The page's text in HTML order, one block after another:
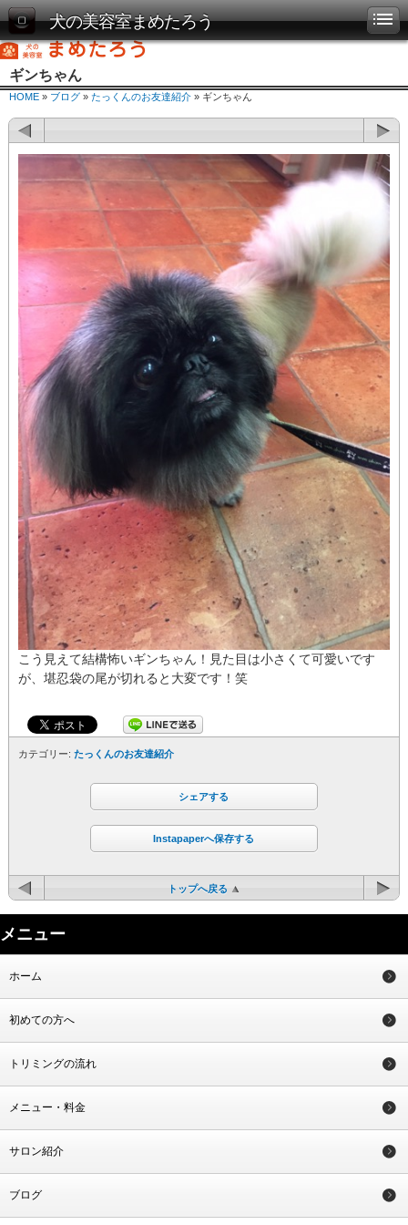
犬の美容室まめたろう
ギンちゃん
HOME » ブログ » たっくんのお友達紹介 » ギンちゃん
こう見えて結構怖いギンちゃん！見た目は小さくて可愛いです
が、堪忍袋の尾が切れると大変です！笑
カテゴリー: たっくんのお友達紹介
シェアする
Instapaperへ保存する
トップへ戻る
メニュー
ホーム
初めての方へ
トリミングの流れ
メニュー・料金
サロン紹介
ブログ